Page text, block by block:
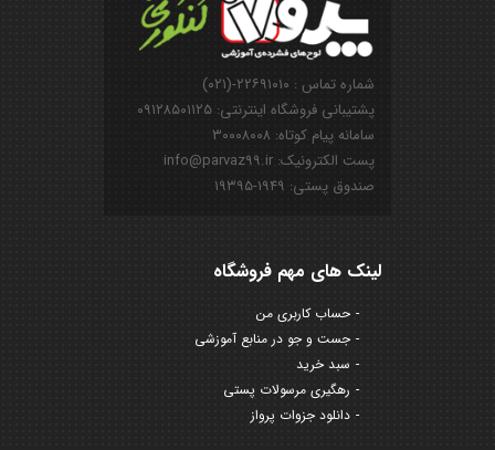
شماره تماس : ۲۲۶۹۱۰۱۰-(۰۲۱)
پشتیبانی فروشگاه اینترنتی: ۰۹۱۲۸۵۰۱۱۲۵
سامانه پیام کوتاه: ۳۰۰۰۸۰۰۸
پست الکترونیک: info@parvaz99.ir
صندوق پستی: ۱۹۴۹-۱۹۳۹۵
لینک های مهم فروشگاه
حساب کاربری من
جست و جو در منابع آموزشی
سبد خرید
رهگیری مرسولات پستی
دانلود جزوات پرواز